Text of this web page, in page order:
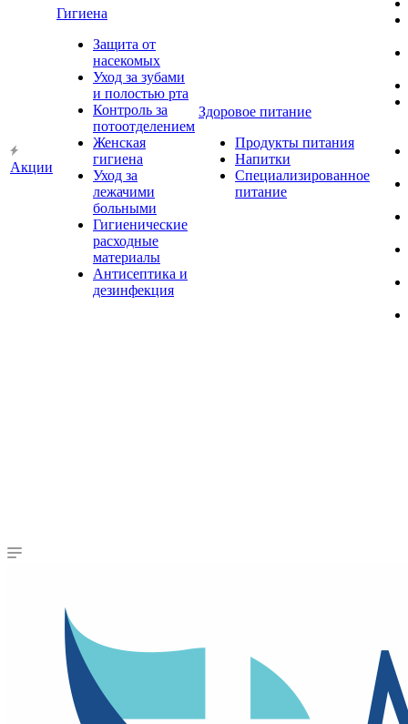
Акции
Гигиена
Защита от
насекомых
Уход за зубами
и полостью рта
Контроль за
потоотделением
Женская
гигиена
Уход за
лежачими
больными
Гигиенические
расходные
материалы
Антисептика и
дезинфекция
Здоровое питание
Продукты питания
Напитки
Специализированное
питание